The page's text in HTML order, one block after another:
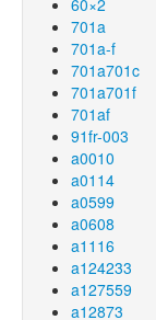
60×2
701a
701a-f
701a701c
701a701f
701af
91fr-003
a0010
a0114
a0599
a0608
a1116
a124233
a127559
a12873